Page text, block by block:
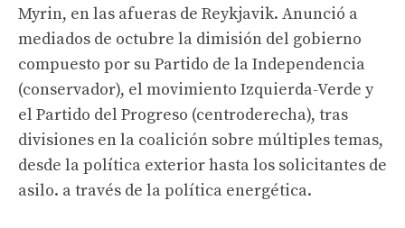
Myrin, en las afueras de Reykjavik. Anunció a
mediados de octubre la dimisión del gobierno
compuesto por su Partido de la Independencia
(conservador), el movimiento Izquierda-Verde y
el Partido del Progreso (centroderecha), tras
divisiones en la coalición sobre múltiples temas,
desde la política exterior hasta los solicitantes de
asilo. a través de la política energética.